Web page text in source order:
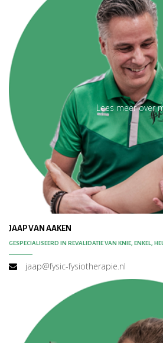
Lees meer over
JAAP VAN AAKEN
GESPECIALISEERD IN REVALIDATIE VAN KNIE, ENKEL,
jaap@fysic-fysiotherapie.nl